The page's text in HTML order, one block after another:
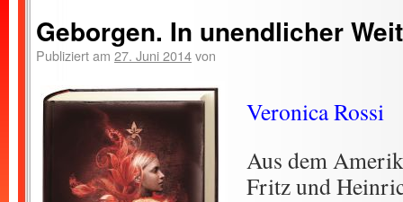
Geborgen. In unendlicher
Publiziert am 27. Juni 2014von
Veronica Rossi
Aus dem
Fritz und